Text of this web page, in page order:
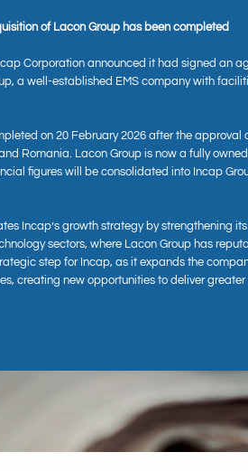
of Lacon Group has been completed
Corporation announced it had signed an
a well-established EMS company with
on 20 February 2026 after the
Romania. Lacon Group is now a fully
figures will be consolidated into Incap
Incap’s growth strategy by strengthening
sectors, where Lacon Group has
step for Incap, as it expands the
creating new opportunities to deliver